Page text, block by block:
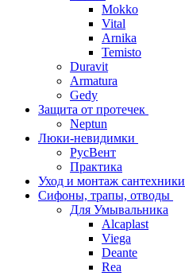
Mokko
Vital
Arnika
Temisto
Duravit
Armatura
Gedy
Защита от протечек
Neptun
Люки-невидимки
РусВент
Практика
Уход и монтаж сантехники
Сифоны, трапы, отводы
Для Умывальника
Alcaplast
Viega
Deante
Rea